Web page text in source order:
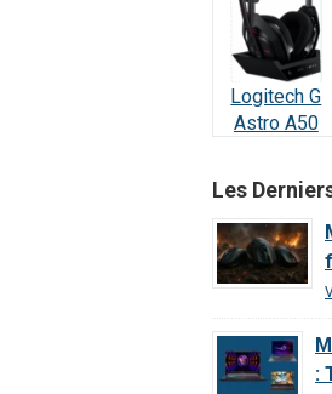
(2026)
Logitech G
Astro A50
Notre Test
Complet et
Avis 2026
Les
: